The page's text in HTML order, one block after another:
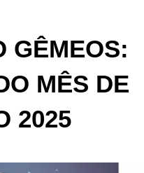
GÊMEOS:
MÊS DE
2025